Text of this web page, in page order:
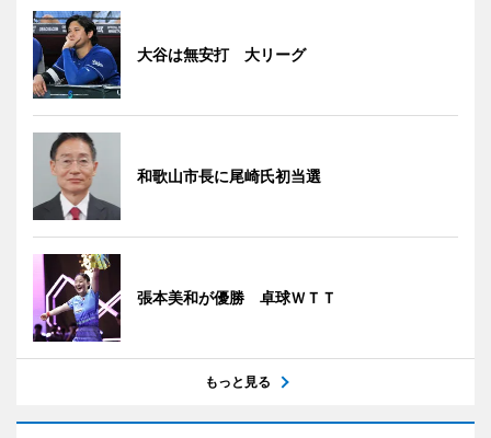
大谷は無安打 大リーグ
和歌山市長に尾崎氏初当選
張本美和が優勝 卓球ＷＴＴ
もっと見る